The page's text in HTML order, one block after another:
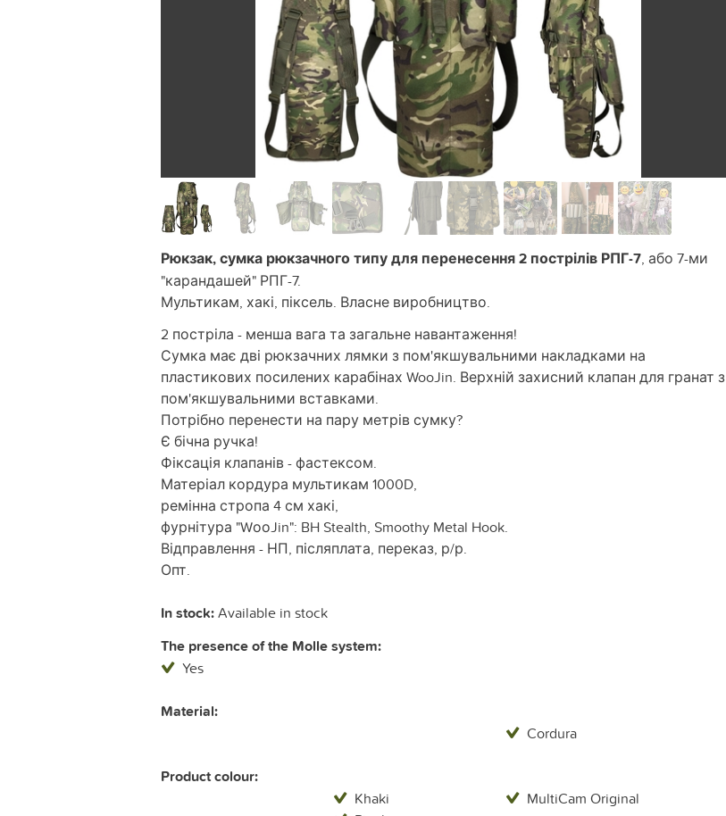
Рюкзак, сумка рюкзачного типу для перенесення 2 пострілів РПГ-7, або 7-ми
"карандашей" РПГ-7.
Мультикам, хакі, піксель. Власне виробництво.
2 постріла - менша вага та загальне навантаження!
Сумка має дві рюкзачних лямки з пом'якшувальними накладками на
пластикових посилених карабінах WooJin. Верхній захисний клапан для гранат з
пом'якшувальними вставками.
Потрібно перенести на пару метрів сумку?
Є бічна ручка!
Фіксація клапанів - фастексом.
Матеріал кордура мультикам 1000D,
ремінна стропа 4 см хакі,
фурнітура "WооJin": BH Stealth, Smoothy Metal Hook.
Відправлення - НП, післяплата, переказ, р/р.
Опт.
In stock:Available in stock
The presence of the Molle system:
Yes
Material:
Cordura
Product colour:
Khaki
MultiCam Original